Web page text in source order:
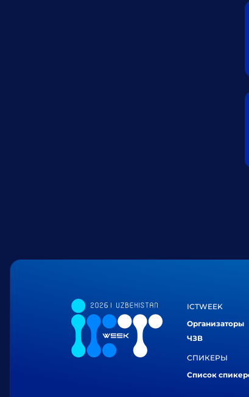
ICTWEEK
Организаторы
ЧЗВ
СПИКЕРЫ
Список